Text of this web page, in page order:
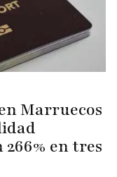
Marruecos
en tres